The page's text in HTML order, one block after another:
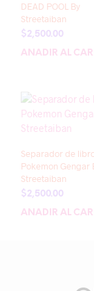
DEAD POOL By
Streetaiban
$2,500.00
AÑADIR AL
Separador de
Pokemon Gengar
Streetaiban
$2,500.00
AÑADIR AL